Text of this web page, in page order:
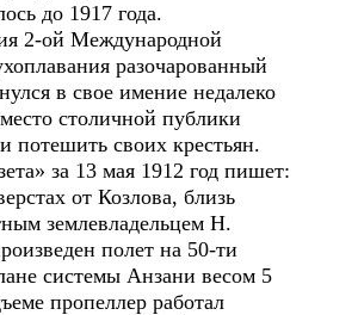
до 1917 года.
2-ой Международной
разочарованный
в свое имение недалеко
столичной публики
потешить своих крестьян.
за 13 мая 1912 год пишет:
от Козлова, близь
землевладельцем Н.
полет на 50-ти
системы Анзани весом 5
пропеллер работал